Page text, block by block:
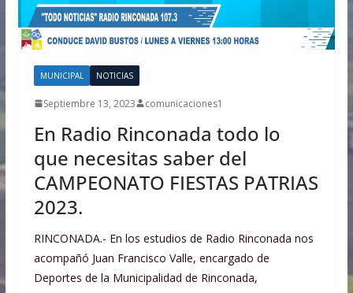
MUNICIPAL NOTICIAS
Septiembre 13, 2023 comunicaciones1
En Radio Rinconada todo lo
que necesitas saber del
CAMPEONATO FIESTAS PATRIAS
2023.
RINCONADA.- En los estudios de Radio Rinconada nos
acompañó Juan Francisco Valle, encargado de
Deportes de la Municipalidad de Rinconada,